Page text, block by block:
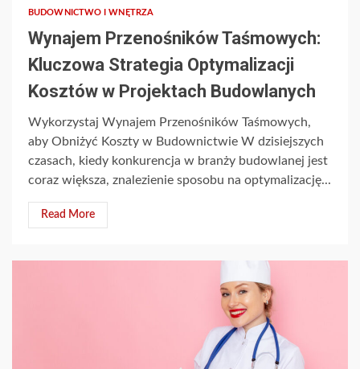
BUDOWNICTWO I WNĘTRZA
Wynajem Przenośników Taśmowych:
Kluczowa Strategia Optymalizacji
Kosztów w Projektach Budowlanych
Wykorzystaj Wynajem Przenośników Taśmowych,
aby Obniżyć Koszty w Budownictwie W dzisiejszych
czasach, kiedy konkurencja w branży budowlanej jest
coraz większa, znalezienie sposobu na optymalizację...
Read More